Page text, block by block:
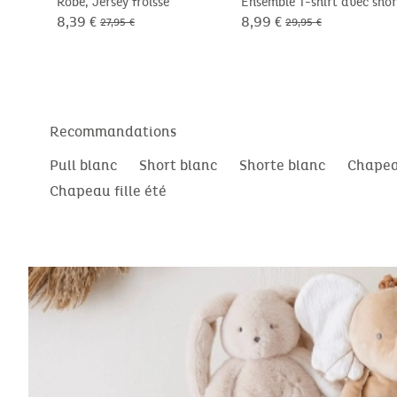
8,39 € 27,95 €
Coton
8,99 € 29,95 €
Recommandations
Pull blanc
Short blanc Shorte blanc
Chapeau fille été